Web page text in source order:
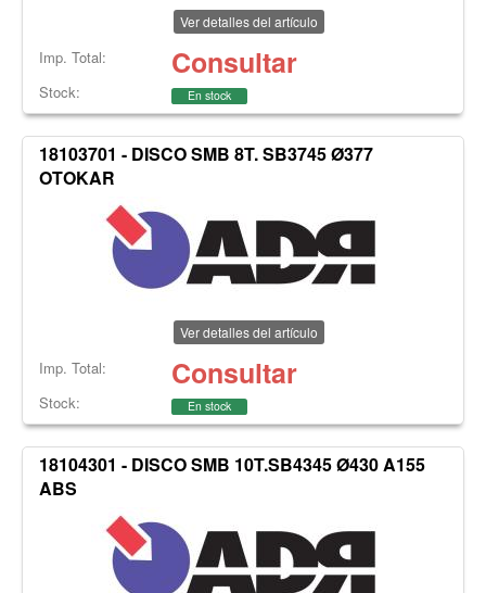
Ver detalles del artículo
Imp. Total: Consultar
Stock: En stock
18103701 - DISCO SMB 8T. SB3745 Ø377
OTOKAR
Ver detalles del artículo
Imp. Total: Consultar
Stock: En stock
18104301 - DISCO SMB 10T.SB4345 Ø430 A155
ABS